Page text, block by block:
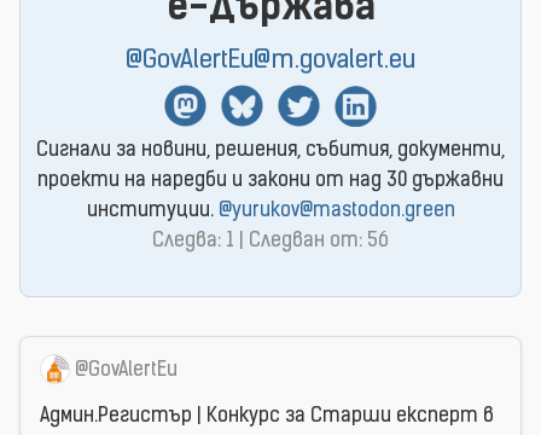
e-Държава
@GovAlertEu@m.govalert.eu
MastodonBlueSkyTwitterLinkedin
Сигнали за новини, решения, събития, документи,
проекти на наредби и закони от над 30 държавни
институции. @yurukov@mastodon.green
Следва: 1 | Следван от: 56
@GovAlertEu
Админ.Регистър | Конкурс за Старши експерт в